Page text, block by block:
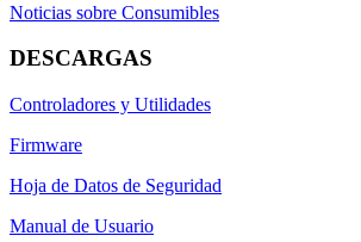
Noticias sobre Consumibles
DESCARGAS
Controladores y Utilidades
Firmware
Hoja de Datos de Seguridad
Manual de Usuario